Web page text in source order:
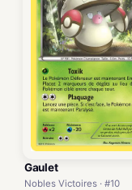
Gaulet
Nobles Victoires · #10